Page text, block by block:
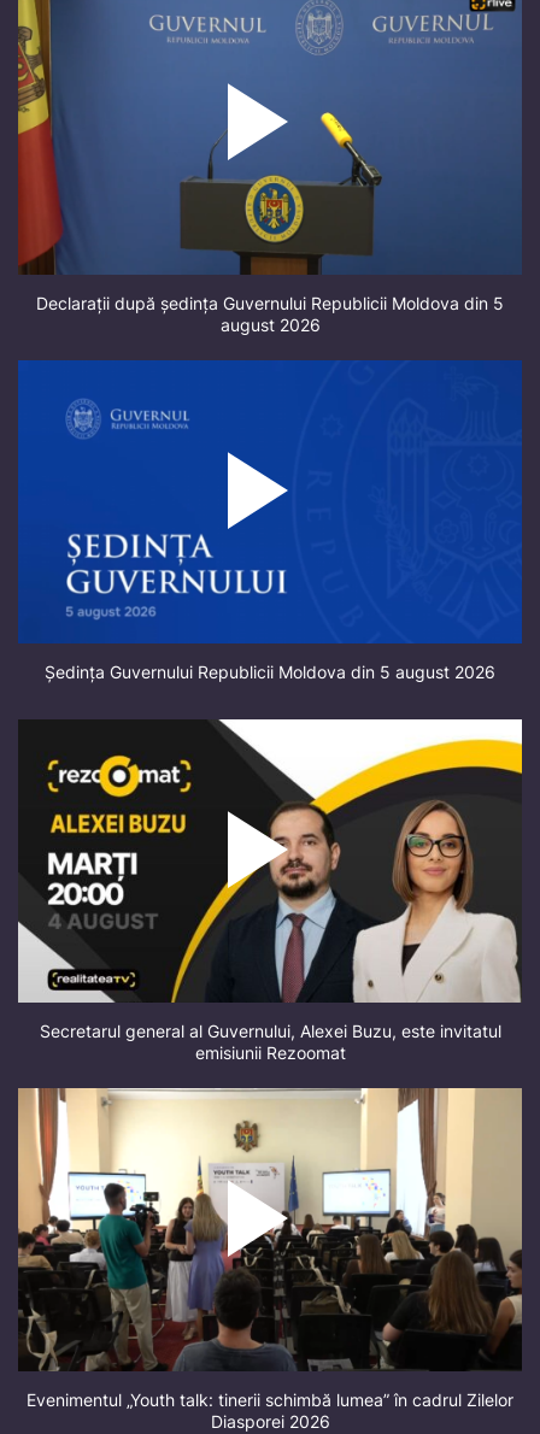
Declarații după ședința Guvernului Republicii Moldova din 5
august 2026
Ședința Guvernului Republicii Moldova din 5 august 2026
Secretarul general al Guvernului, Alexei Buzu, este invitatul
emisiunii Rezoomat
Evenimentul „Youth talk: tinerii schimbă lumea” în cadrul Zilelor
Diasporei 2026